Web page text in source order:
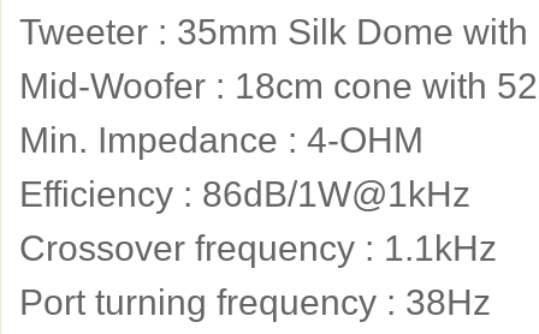
Tweeter : 35mm Silk Dome with
Mid-Woofer : 18cm cone with
Min. Impedance : 4-OHM
Efficiency : 86dB/1W@1kHz
Crossover frequency : 1.1kHz
Port turning frequency : 38Hz